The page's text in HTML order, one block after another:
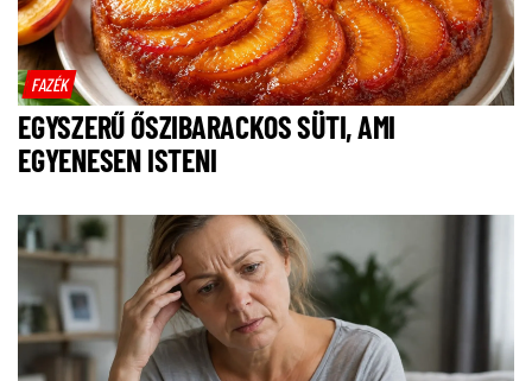
FAZÉK
EGYSZERŰ ŐSZIBARACKOS SÜTI, AMI
EGYENESEN ISTENI